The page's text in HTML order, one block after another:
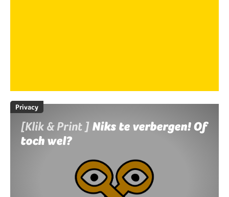
Privacy
[Klik & Print ] Niks te verbergen! Of
toch wel?